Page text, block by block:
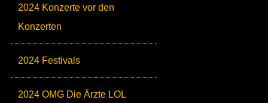
2024 Konzerte vor den
Konzerten
2024 Festivals
2024 OMG Die Ärzte LOL